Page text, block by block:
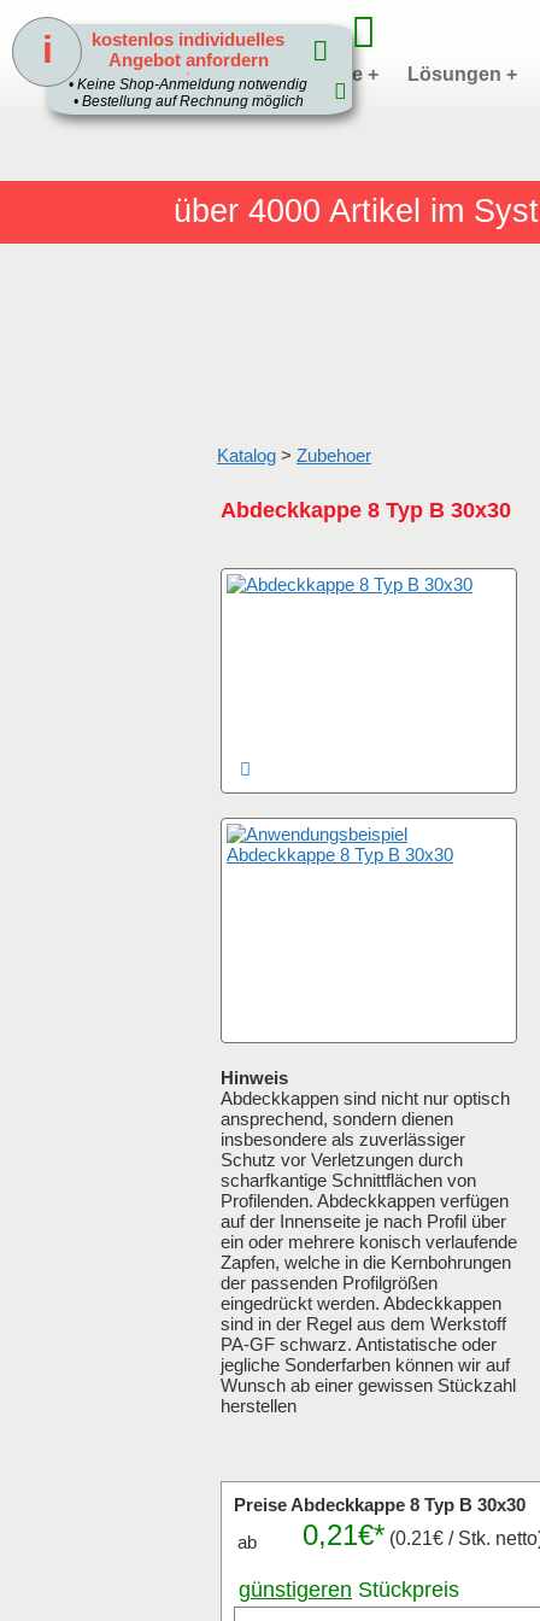
über 4000 Artikel im
Home Produkte + Lösungen +
Katalog > Zubehoer
Abdeckkappe 8 Typ B 30x30
Hinweis
Abdeckkappen sind nicht nur optisch
ansprechend, sondern dienen
insbesondere als zuverlässiger
Schutz vor Verletzungen durch
scharfkantige Schnittflächen von
Profilenden. Abdeckkappen verfügen
auf der Innenseite je nach Profil über
ein oder mehrere konisch verlaufende
Zapfen, welche in die Kernbohrungen
der passenden Profilgrößen
eingedrückt werden. Abdeckkappen
sind in der Regel aus dem Werkstoff
PA-GF schwarz. Antistatische oder
jegliche Sonderfarben können wir auf
Wunsch ab einer gewissen Stückzahl
herstellen
Preise Abdeckkappe 8 Typ B 30x30
ab 0,21€* (0.21€ / Stk.
günstigeren Stückpreis
anfragen
kostenlos individuelles
Angebot anfordern
1
• Keine Shop-Anmeldung notwendig
• Bestellung auf Rechnung möglich
i